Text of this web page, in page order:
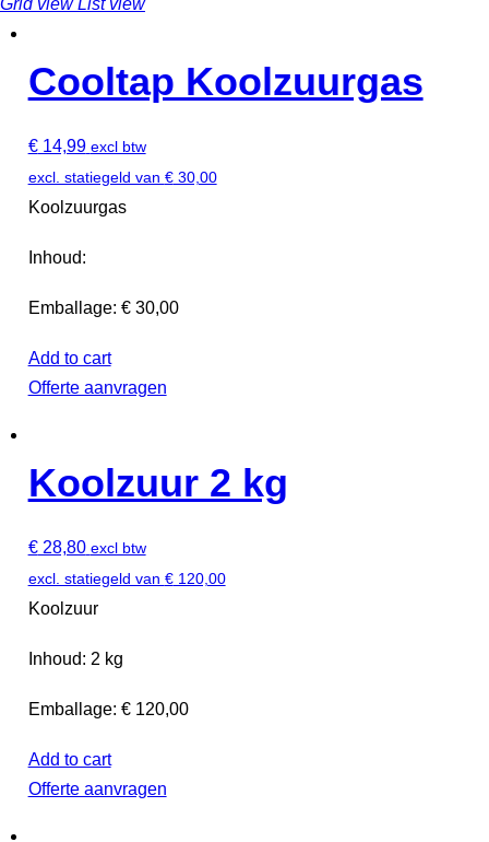
Grid view List view
Cooltap Koolzuurgas
€14,99 excl btw
excl. statiegeld van €30,00
Koolzuurgas
Inhoud:
Emballage: € 30,00
Add to cart
Offerte aanvragen
Koolzuur 2 kg
€28,80 excl btw
excl. statiegeld van €120,00
Koolzuur
Inhoud: 2 kg
Emballage: € 120,00
Add to cart
Offerte aanvragen